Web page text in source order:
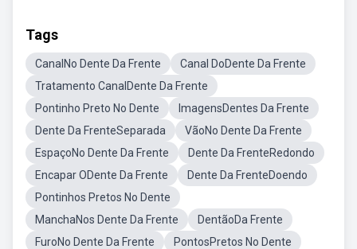
Tags
CanalNo Dente Da Frente
Canal DoDente Da Frente
Tratamento CanalDente Da Frente
Pontinho Preto No Dente
ImagensDentes Da Frente
Dente Da FrenteSeparada
VãoNo Dente Da Frente
EspaçoNo Dente Da Frente
Dente Da FrenteRedondo
Encapar ODente Da Frente
Dente Da FrenteDoendo
Pontinhos Pretos No Dente
ManchaNos Dente Da Frente
DentãoDa Frente
FuroNo Dente Da Frente
PontosPretos No Dente